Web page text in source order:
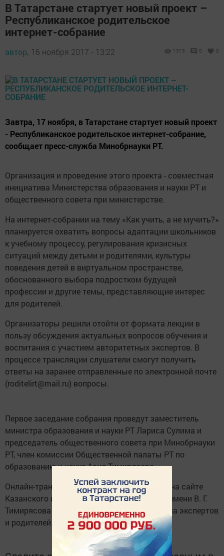
В Татарстане стартует новый проект –
Республиканское родительское
интернет-собрание
автор, 16 ноября 2017 - 13:22 1313 0 0
Завтра, 17 ноября, в Татарстане стартует новый проект
- Республиканское родительское интернет-собрание,
сообщает пресс-служба Минобрнауки РТ.
Организация и проведение этого проекта - совместная
инициатива Министерства образования и науки РТ и
общественного совета при министерстве.
На интернет-собрании на тему «Как учить, а не мучить?»
планируется охватить вопросы адаптации школьников
к учебному процессу, регулирования кризисных
ситуаций между детьми и родителями, культуры
поведения детей в виртуальном пространстве,
обоснованного выбора подростком будущей
профессии и другие темы, представляющие интерес
для родителей.
Организаторы решили отойти от формата лекции в
пользу обсуждения актуальных вопросов обучения и
воспитания с участием авторитетных экспертов. В
процессе трансляции слушатели смогут получить
ответы на заранее отправленные по электронной почте
(roditelirt@mail.ru) вопросы.
Первое заседание собрания проведут заместитель
министра образования и науки РТ Лариса Сулима и
председатель общественного совета при Минобрнауки
РТ, член комиссии Общественной палаты РТ по
образованию и науке Асия Тимирясова.
Онлайн-трансляция встречи будет вестись на сайте
Казанского инновационного университета имени В. Г.
Тимирясова (https://ieml.ru/). Первая встреча экспертов
и родителей продлится с 12.00 до 13.30.